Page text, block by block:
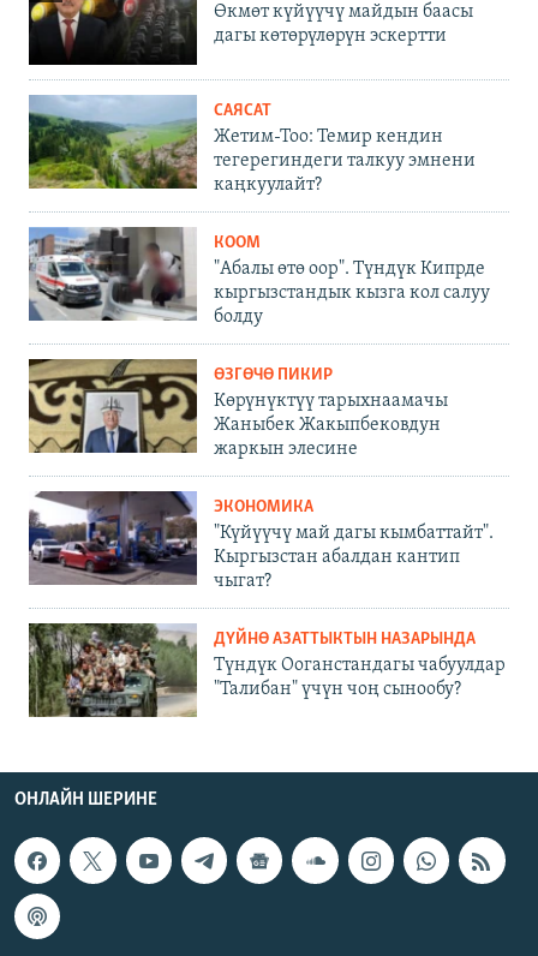
Өкмөт күйүүчү майдын баасы
дагы көтөрүлөрүн эскертти
САЯСАТ
Жетим-Тоо: Темир кендин
тегерегиндеги талкуу эмнени
каңкуулайт?
КООМ
"Абалы өтө оор". Түндүк Кипрде
кыргызстандык кызга кол салуу
болду
ӨЗГӨЧӨ ПИКИР
Көрүнүктүү тарыхнаамачы
Жаныбек Жакыпбековдун
жаркын элесине
ЭКОНОМИКА
"Күйүүчү май дагы кымбаттайт".
Кыргызстан абалдан кантип
чыгат?
ДҮЙНӨ АЗАТТЫКТЫН НАЗАРЫНДА
Түндүк Ооганстандагы чабуулдар
"Талибан" үчүн чоң сынообу?
ОНЛАЙН ШЕРИНЕ